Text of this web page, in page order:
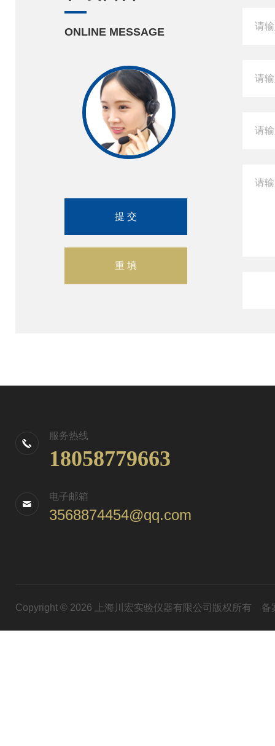
ONLINE MESSAGE
服务热线
18058779663
电子邮箱
3568874454@qq.com
Copyright © 2026 上海川宏实验仪器有限公司版权所有 备